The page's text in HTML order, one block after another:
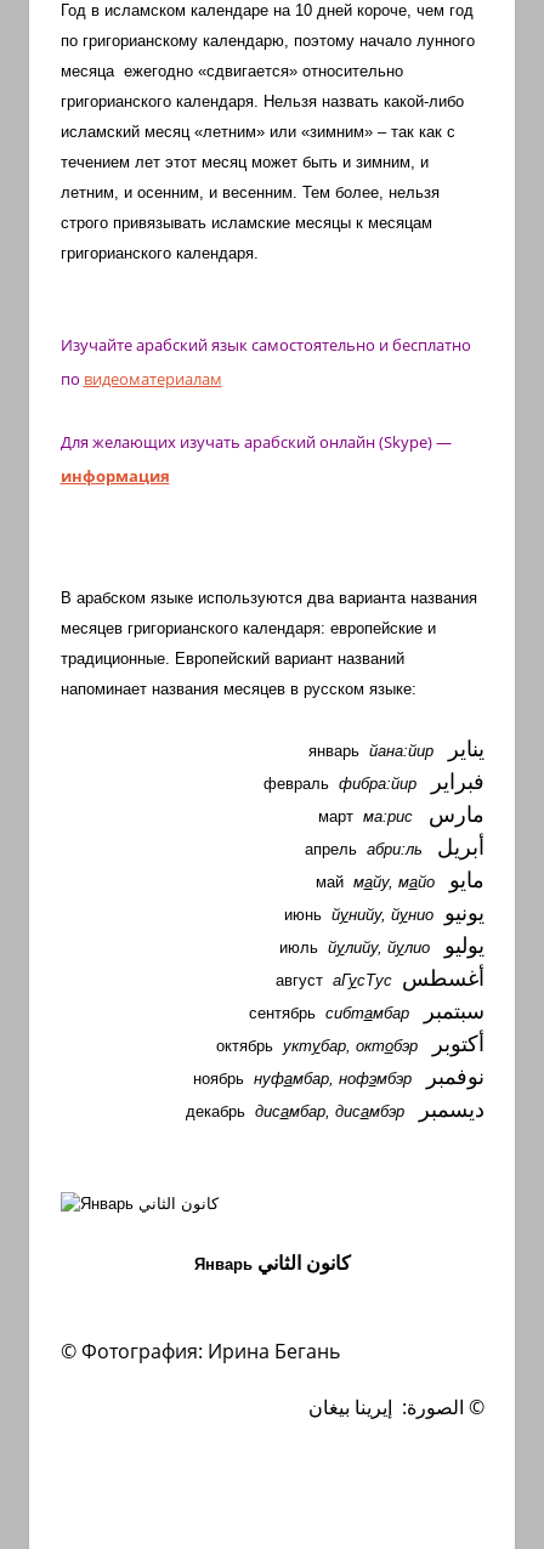
Год в исламском календаре на 10 дней короче, чем год
по григорианскому календарю, поэтому начало лунного
месяца ежегодно «сдвигается» относительно
григорианского календаря. Нельзя назвать какой-либо
исламский месяц «летним» или «зимним» – так как с
течением лет этот месяц может быть и зимним, и
летним, и осенним, и весенним. Тем более, нельзя
строго привязывать исламские месяцы к месяцам
григорианского календаря.
Изучайте арабский язык самостоятельно и бесплатно
по видеоматериалам
Для желающих изучать арабскийонлайн (Skype)—
информация
В арабском языке используются два варианта названия
месяцев григорианского календаря: европейские и
традиционные. Европейский вариант названий
напоминает названия месяцев в русском языке:
يناير январь йана:йир
فبراير февраль фибра:йир
مارس март ма:рис
أبريل апрель абри:ль
مايو май майу, майо
يونيو июнь йунийу, йунио
يوليو июль йулийу, йулио
أغسطس август аГусТус
سبتمبر сентябрь сибтамбар
أكتوبر октябрь уктубар, октобэр
نوفمبر ноябрь нуфамбар, нофэмбэр
ديسمبر декабрь дисамбар, дисамбэр
Январь كانون الثاني
© Фотография: Ирина Бегань
© الصورة: إيرينا بيغان